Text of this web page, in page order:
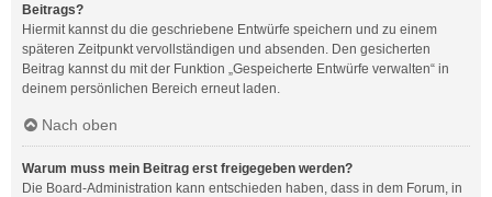
Beitrags?
Hiermit kannst du die geschriebene Entwürfe speichern und zu einem
späteren Zeitpunkt vervollständigen und absenden. Den gesicherten
Beitrag kannst du mit der Funktion „Gespeicherte Entwürfe verwalten“ in
deinem persönlichen Bereich erneut laden.
Nach oben
Warum muss mein Beitrag erst freigegeben werden?
Die Board-Administration kann entschieden haben, dass in dem Forum, in